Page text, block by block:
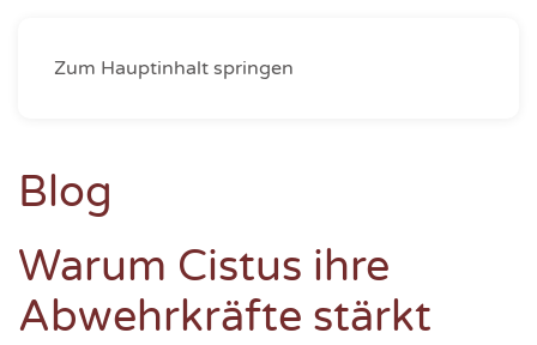
Zum Hauptinhalt springen
Blog
Warum Cistus ihre
Abwehrkräfte stärkt